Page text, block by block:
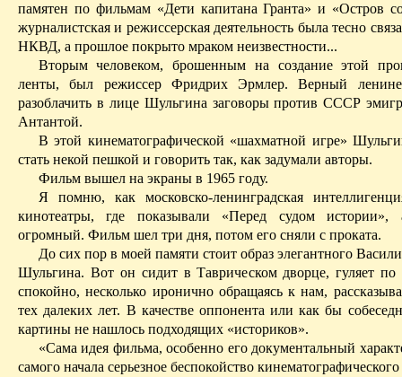
памятен по фильмам «Дети капитана Гранта» и «Остров
журналистская и режиссерская деятельность была тесно
НКВД, а прошлое покрыто мраком неизвестности...­
Вторым человеком, брошенным на создание этой
ленты, был режиссер Фридрих Эрмлер. Верный
разоблачить в лице Шульгина заговоры против СССР
Антантой.
В этой кинематографической «шахматной игре»
стать некой пешкой и говорить так, как задумали авторы.
Фильм вышел на экраны в 1965 году.
Я помню, как московско-ленинградская
кинотеатры, где показывали «Перед судом
огромный. Фильм шел три дня, потом его сняли с проката.
До сих пор в моей памяти стоит образ элегантного
Шульгина. Вот он сидит в Таврическом дворце, гуляет
спокойно, несколько иронично обращаясь к нам,
тех далеких лет. В качестве оппонента или как бы
картины не нашлось подходящих «историков».
«Сама идея фильма, особенно его документальный
самого начала серьезное беспокойство